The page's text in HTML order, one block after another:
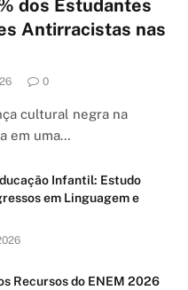
dos Estudantes
Antirracistas nas
0
cultural negra na
em uma…
Infantil: Estudo
em Linguagem e
Recursos do ENEM 2026